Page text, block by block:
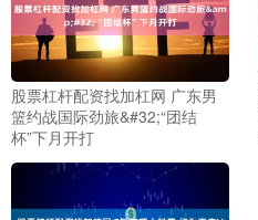
股票杠杆配资找加杠网 广东男
篮约战国际劲旅&#32;“团结
杯”下月开打